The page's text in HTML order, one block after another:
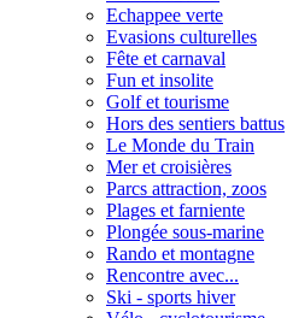
Echappee verte
Evasions culturelles
Fête et carnaval
Fun et insolite
Golf et tourisme
Hors des sentiers battus
Le Monde du Train
Mer et croisières
Parcs attraction, zoos
Plages et farniente
Plongée sous-marine
Rando et montagne
Rencontre avec...
Ski - sports hiver